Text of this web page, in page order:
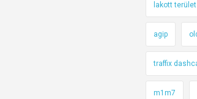
lakott
agip
traffix
m1m7